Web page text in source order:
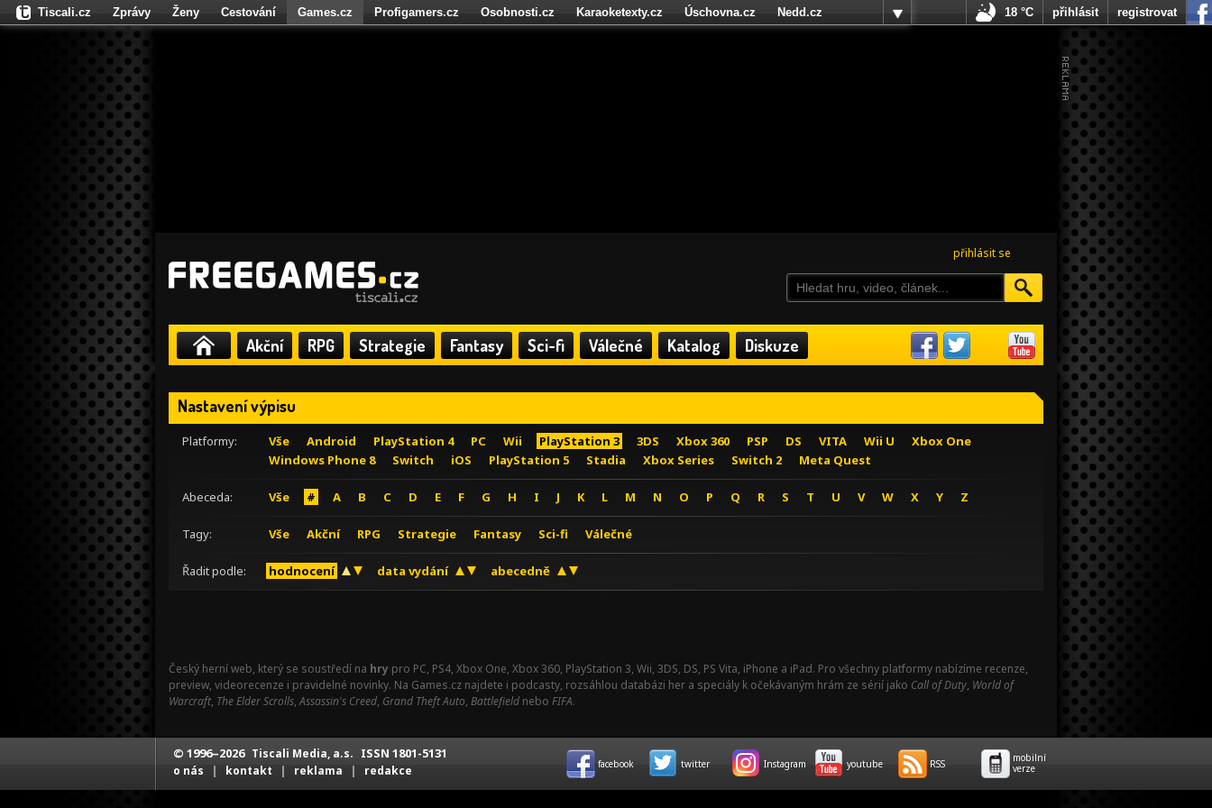
přihlásit se
Akční RPG Strategie Fantasy Sci-fi Válečné Katalog Diskuze
Nastavení výpisu
Platformy: Vše Android PlayStation 4 PC Wii PlayStation 3 3DS Xbox 360 PSP DS VITA Wii U
Xbox One
Windows Phone 8
Switch iOS PlayStation 5 Stadia Xbox Series Switch 2 Meta Quest
Abeceda: Vše # A B C D E F G H I J K L M N O P Q R S T U V W X Y Z
Tagy: Vše Akční RPG Strategie Fantasy Sci-fi Válečné
Řadit podle: hodnocení data vydání abecedně
Český herní web, který se soustředí na hry pro PC, PS4, Xbox One, Xbox 360, PlayStation 3, Wii, 3DS, DS, PS Vita, iPhone a iPad. Pro všechny platformy nabízíme recenze,
preview, videorecenze i pravidelné novinky. Na Games.cz najdete i podcasty, rozsáhlou databázi her a speciály k očekávaným hrám ze sérií jako Call of Duty, World of
Warcraft, The Elder Scrolls,Assassin's Creed, Grand Theft Auto, Battlefield nebo FIFA.
Tiscali.cz Zprávy Ženy Cestování Games.cz Profigamers.cz Osobnosti.cz Karaoketexty.cz Úschovna.cz
Nedd.cz
Fights.cz
18 °C přihlásit registrovat
© 1996–2026 Tiscali Media, a.s. ISSN 1801-5131
o nás | kontakt | reklama | redakce facebook twitter Instagram youtube RSS
mobilní
verze